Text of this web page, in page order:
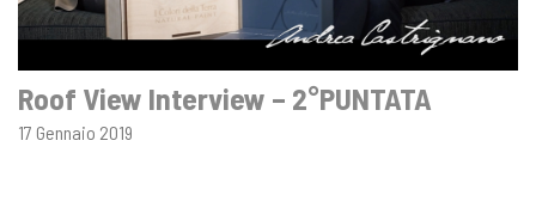
Roof View Interview – 2°PUNTATA
17 Gennaio 2019